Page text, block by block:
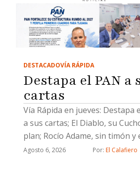
DESTACADOVÍA RÁPIDA
Destapa el PAN a
cartas
Vía Rápida en jueves: Destapa
a sus cartas; El Diablo, su
plan; Rocío Adame, sin timón y
delirio y un Socavón naranja de
Agosto 6, 2026 Por: El Calafiero